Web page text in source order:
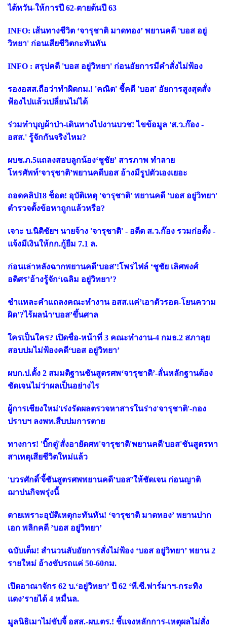
ไต้หวัน-ให้การปี 62-ตายต้นปี 63
INFO: เส้นทางชีวิต ‘จารุชาติ มาดทอง’ พยานคดี 'บอส อยู่
วิทยา' ก่อนเสียชีวิตกะทันหัน
INFO : สรุปคดี 'บอส อยู่วิทยา' ก่อนอัยการมีคำสั่งไม่ฟ้อง
รองอสส.ถือว่าทำผิดกม.! 'คณิต' ชี้คดี 'บอส' อัยการสูงสุดสั่ง
ฟ้องไปแล้วเปลี่ยนไม่ได้
ร่วมทำบุญผ้าป่า-เดินทางไปงานบวช! ไขข้อมูล 'ส.ว.ก๊อง -
อสส.' รู้จักกันจริงไหม?
ผบช.ภ.5แถลงสอบลูกน้อง‘ชูชัย’ สารภาพ ทำลาย
โทรศัพท์‘จารุชาติ’พยานคดีบอส อ้างมีรูปตัวเองเยอะ
ถอดคลิป18 ช็อต! อุบัติเหตุ 'จารุชาติ' พยานคดี 'บอส อยู่วิทยา'
ตำรวจตั้งข้อหาถูกแล้วหรือ?
เจาะ บ.นิติชัยฯ นายจ้าง 'จารุชาติ' - อดีต ส.ว.ก๊อง รวมก่อตั้ง -
แจ้งมีเงินให้กก.กู้ยืม 7.1 ล.
ก่อนเล่าหลังฉากพยานคดี‘บอส’!โพรไฟล์ ‘ชูชัย เลิศพงศ์
อดิศร’อ้างรู้จัก‘เฉลิม อยู่วิทยา’?
ชำแหละคำแถลงคณะทำงาน อสส.แค่’เอาตัวรอด-โยนความ
ผิด’?ไร้ผลนำ‘บอส’ขึ้นศาล
ใครเป็นใคร? เปิดชื่อ-หน้าที่ 3 คณะทำงาน-4 กมธ.2 สภาลุย
สอบปมไม่ฟ้องคดี‘บอส อยู่วิทยา’
ผบก.ป.ตั้ง 2 สมมติฐานชันสูตรศพ‘จารุชาติ’-ลั่นหลักฐานต้อง
ชัดเจนไม่ว่าผลเป็นอย่างไร
ผู้การเชียงใหม่'เร่งรัดผลตรวจหาสารในร่าง'จารุชาติ'-กอง
ปราบฯ ลงพท.สืบปมการตาย
ทางการ! 'บิ๊กตู่'สั่งอายัดศพ'จารุชาติ'พยานคดี'บอส'ชันสูตรหา
สาเหตุเสียชีวิตใหม่แล้ว
'บวรศักดิ์'จี้ชันสูตรศพพยานคดี’บอส’ให้ชัดเจน ก่อนญาติ
ฌาปนกิจพรุ่งนี้
ตายเพราะอุบัติเหตุกะทันหัน! ‘จารุชาติ มาดทอง’ พยานปาก
เอก พลิกคดี ’บอส อยู่วิทยา’
ฉบับเต็ม! สำนวนลับอัยการสั่งไม่ฟ้อง ‘บอส อยู่วิทยา’ พยาน 2
รายใหม่ อ้างขับรถแค่ 50-60กม.
เปิดอาณาจักร 62 บ.‘อยู่วิทยา’ ปี 62 ‘ที.ซี.ฟาร์มาฯ-กระทิง
แดง’รายได้ 4 หมื่นล.
มูลนิธิเมาไม่ขับจี้ อสส.-ผบ.ตร.! ชี้แจงหลักการ-เหตุผลไม่สั่ง